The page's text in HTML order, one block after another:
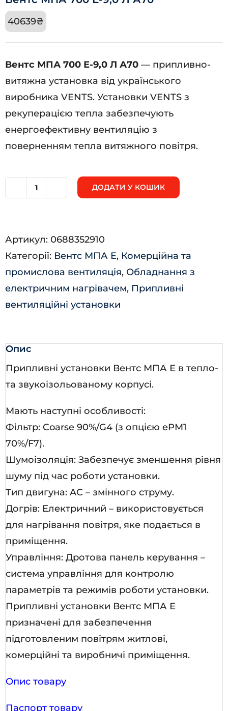
40639₴
Вентс МПА 700 Е-9,0 Л А70 — припливно-
витяжна установка від українського
виробника VENTS. Установки VENTS з
рекуперацією тепла забезпечують
енергоефективну вентиляцію з
поверненням тепла витяжного повітря.
Е-9,0
Л
А70
кількість
ДОДАТИ У КОШИК
Артикул: 0688352910
Категорії: Вентс МПА Е, Комерційна та
промислова вентиляція, Обладнання з
електричним нагрівачем, Припливні
вентиляційні установки
Опис
Припливні установки Вентс МПА Е в тепло-
та звукоізольованому корпусі.
Мають наступні особливості:
Фільтр: Coarse 90%/G4 (з опцією ePM1
70%/F7).
Шумоізоляція: Забезпечує зменшення рівня
шуму під час роботи установки.
Тип двигуна: AC – змінного струму.
Догрів: Електричний – використовується
для нагрівання повітря, яке подається в
приміщення.
Управління: Дротова панель керування –
система управління для контролю
параметрів та режимів роботи установки.
Припливні установки Вентс МПА Е
призначені для забезпечення
підготовленим повітрям житлові,
комерційні та виробничі приміщення.
Опис товару
Паспорт товару